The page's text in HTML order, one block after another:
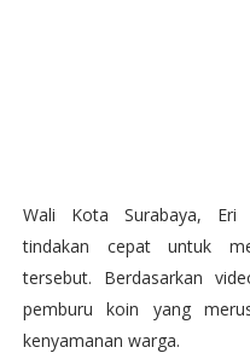
Wali Kota Surabaya, Eri
tindakan cepat untuk
tersebut. Berdasarkan
pemburu koin yang
kenyamanan warga.